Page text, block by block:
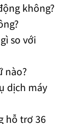
không?
so với
nào?
dịch máy
hỗ trợ 36